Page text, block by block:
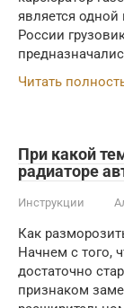
является
России
Читать
При какой
радиаторе
Инструкции
Как
Начнем с того,
достаточно
признаком